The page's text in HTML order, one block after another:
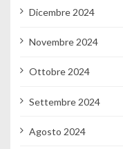
Dicembre 2024
Novembre 2024
Ottobre 2024
Settembre 2024
Agosto 2024